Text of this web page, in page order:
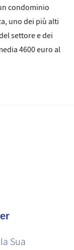
condominio
uno dei più alti
settore e dei
4600 euro al
Sua